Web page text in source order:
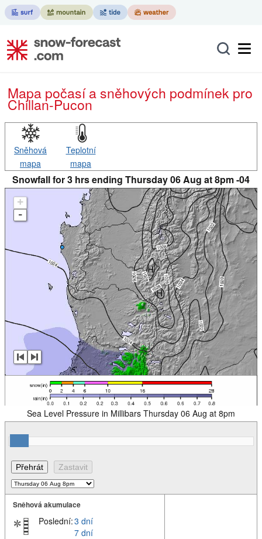
Mapa počasí a sněhových podmínek pro
Chillan-Pucon
Sněhová
mapa
Teplotní
mapa
Snowfall for 3 hrs ending Thursday 06 Aug at 8pm -04
+
-
Sea Level Pressure in Millibars Thursday 06 Aug at 8pm
Sněhová akumulace
Poslední:3 dní
7 dní